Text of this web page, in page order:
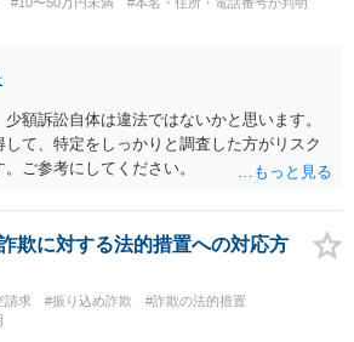
少額訴訟自体は違法ではないかと思います。
て、特定をしっかりと調査した方がリスク
ご参考にしてください。
欺に対する法的措置への対応方
請求 #振り込め詐欺
#詐欺の法的措置